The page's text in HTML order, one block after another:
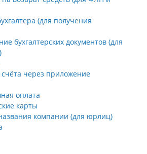
(для получения
бухгалтерских документов (для
через приложение
оплата
карты
компании (для юрлиц)